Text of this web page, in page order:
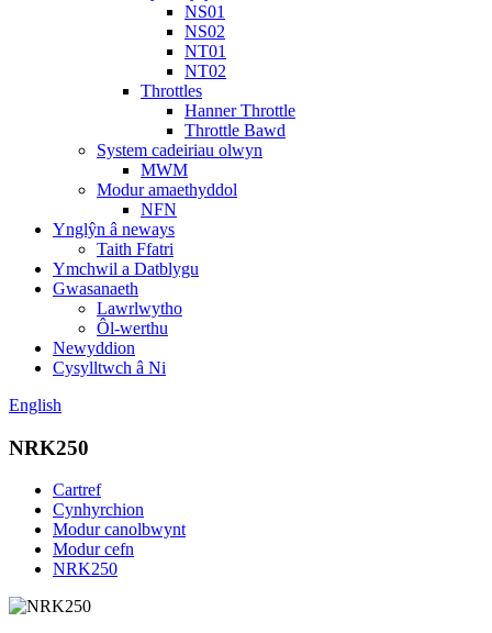
NS01
NS02
NT01
NT02
Throttles
Hanner Throttle
Throttle Bawd
System cadeiriau olwyn
MWM
Modur amaethyddol
NFN
Ynglŷn â neways
Taith Ffatri
Ymchwil a Datblygu
Gwasanaeth
Lawrlwytho
Ôl-werthu
Newyddion
Cysylltwch â Ni
English
NRK250
Cartref
Cynhyrchion
Modur canolbwynt
Modur cefn
NRK250